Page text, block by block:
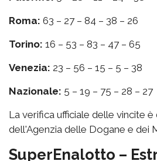
Roma: 63 – 27 – 84 – 38 – 26
Torino: 16 – 53 – 83 – 47 – 65
Venezia: 23 – 56 – 15 – 5 – 38
Nazionale: 5 – 19 – 75 – 28 – 27
La verifica ufficiale delle vincite è
dell'Agenzia delle Dogane e dei
SuperEnalotto –